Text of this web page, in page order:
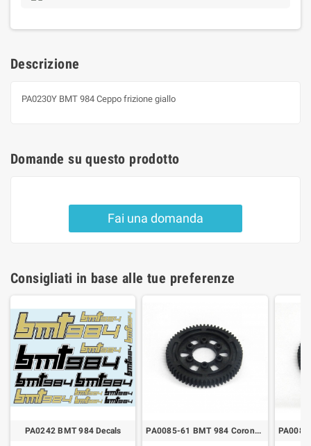
Descrizione
PA0230Y BMT 984 Ceppo frizione giallo
Domande su questo prodotto
Fai una domanda
Consigliati in base alle tue preferenze
PA0242 BMT 984 Decals PA0085-61 BMT 984 Corona 1° Marcia 61T